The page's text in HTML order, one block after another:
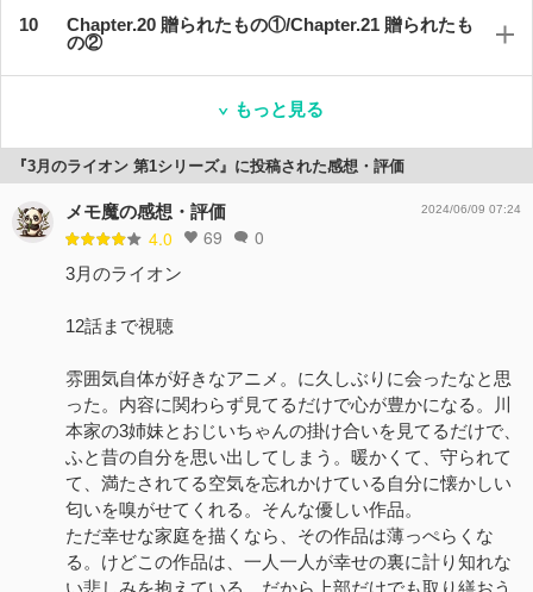
Chapter.20 贈られたもの①/Chapter.21 贈られたも
の②
もっと見る
『3月のライオン 第1シリーズ』に投稿された感想・評価
メモ魔の感想・評価
4.0 69 0
2024/06/09 07:24
3月のライオン
12話まで視聴
雰囲気自体が好きなアニメ。に久しぶりに会ったなと思
った。内容に関わらず見てるだけで心が豊かになる。川
本家の3姉妹とおじいちゃんの掛け合いを見てるだけで、
ふと昔の自分を思い出してしまう。暖かくて、守られて
て、満たされてる空気を忘れかけている自分に懐かしい
匂いを嗅がせてくれる。そんな優しい作品。
ただ幸せな家庭を描くなら、その作品は薄っぺらくな
る。けどこの作品は、一人一人が幸せの裏に計り知れな
い悲しみを抱えている。だから上部だけでも取り繕おう